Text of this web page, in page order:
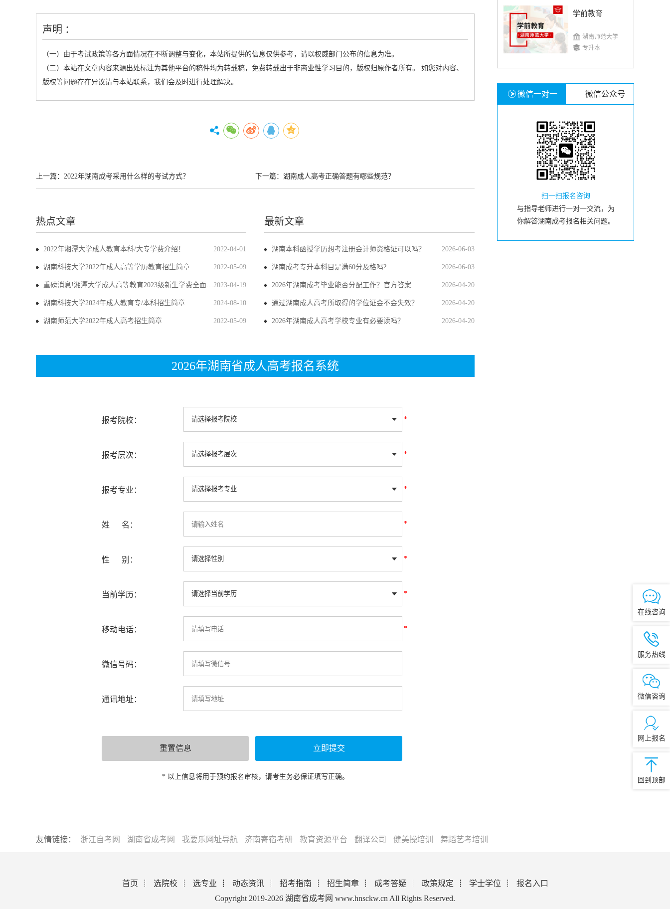
声明 ：
（一）由于考试政策等各方面情况在不断调整与变化，本站所提供的信息仅供参考，请以权威部门公布的信息为准。
（二）本站在文章内容来源出处标注为其他平台的稿件均为转载稿，免费转载出于非商业性学习目的，版权归原作者所有。 如您对内容、
版权等问题存在异议请与本站联系，我们会及时进行处理解决。
上一篇： 2022年湖南成考采用什么样的考试方式？ 下一篇： 湖南成人高考正确答题有哪些规范？
热点文章
2022-04-01
2022年湘潭大学成人教育本科/大专学费介绍！
2022-05-09
湖南科技大学2022年成人高等学历教育招生简章
2023-04-19
重磅消息!湘潭大学成人高等教育2023级新生学费全面上调
2024-08-10
湖南科技大学2024年成人教育专/本科招生简章
2022-05-09
湖南师范大学2022年成人高考招生简章
最新文章
2026-06-03
湖南本科函授学历想考注册会计师资格证可以吗？
2026-06-03
湖南成考专升本科目是满60分及格吗?
2026-04-20
2026年湖南成考毕业能否分配工作？官方答案
2026-04-20
通过湖南成人高考所取得的学位证会不会失效？
2026-04-20
2026年湖南成人高考学校专业有必要读吗？
2026年湖南省成人高考报名系统
报考院校： *
报考层次： *
报考专业： *
姓 名： *
性 别： *
当前学历： *
移动电话： *
微信号码：
通讯地址：
* 以上信息将用于预约报名审核，请考生务必保证填写正确。
学前教育
湖南师范大学
专升本
微信一对一 微信公众号
扫一扫报名咨询
与指导老师进行一对一交流，为
你解答湖南成考报名相关问题。
友情链接： 浙江自考网 湖南省成考网 我要乐网址导航 济南寄宿考研 教育资源平台 翻译公司 健美操培训 舞蹈艺考培训
首页 选院校 选专业 动态资讯 招考指南 招生简章 成考答疑 政策规定 学士学位
报名入口
Copyright 2019-2026 湖南省成考网 www.hnsckw.cn All Rights Reserved.
在线咨询
服务热线
微信咨询
网上报名
回到顶部